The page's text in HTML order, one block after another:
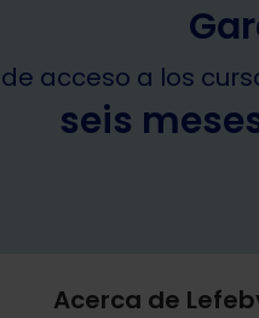
de acceso a los
seis
Acerca de